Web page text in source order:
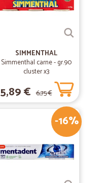
SIMMENTHAL
Simmenthal carne - gr.90
cluster x3
5,89 € 6,75 €
-16%